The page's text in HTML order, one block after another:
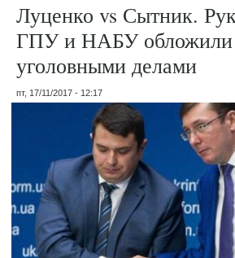
Луценко vs Сытник.
ГПУ и НАБУ обложили
уголовными делами
пт, 17/11/2017 - 12:17